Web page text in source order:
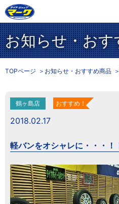
お知らせ・おす
TOPページ お知らせ・おすすめ商品
鶴ヶ島店 おすすめ！
2018.02.17
軽バンをオシャレに・・・！